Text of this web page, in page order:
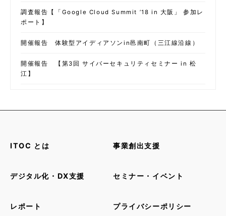
調査報告【「Google Cloud Summit ’18 in 大阪」 参加レ
ポート】
開催報告 体験型アイディアソンin邑南町（三江線沿線）
開催報告 【第3回 サイバーセキュリティセミナー in 松
江】
ITOC とは 事業創出支援
デジタル化・DX支援 セミナー・イベント
レポート プライバシーポリシー